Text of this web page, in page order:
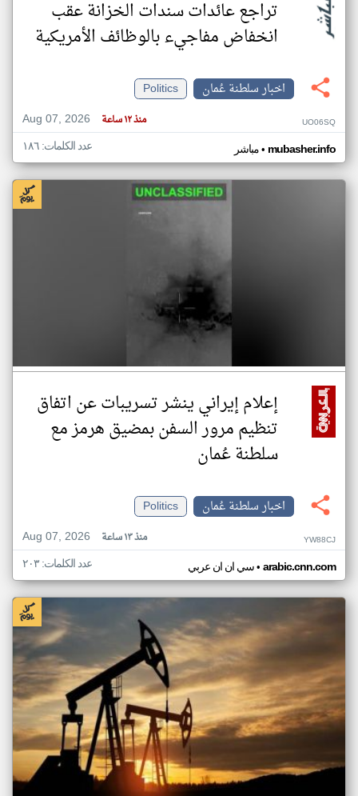
تراجع عائدات سندات الخزانة عقب
انخفاض مفاجيء بالوظائف الأمريكية
اخبار سلطنة عُمان
Politics
Aug 07, 2026
منذ ١٢ ساعة UO06SQ
مباشر• mubasher.info عدد الكلمات: ١٨٦
إعلام إيراني ينشر تسريبات عن اتفاق
تنظيم مرور السفن بمضيق هرمز مع
سلطنة عُمان
اخبار سلطنة عُمان
Politics
Aug 07, 2026
منذ ١٣ ساعة YW88CJ
سي ان ان عربي• arabic.cnn.com عدد الكلمات: ٢٠٣